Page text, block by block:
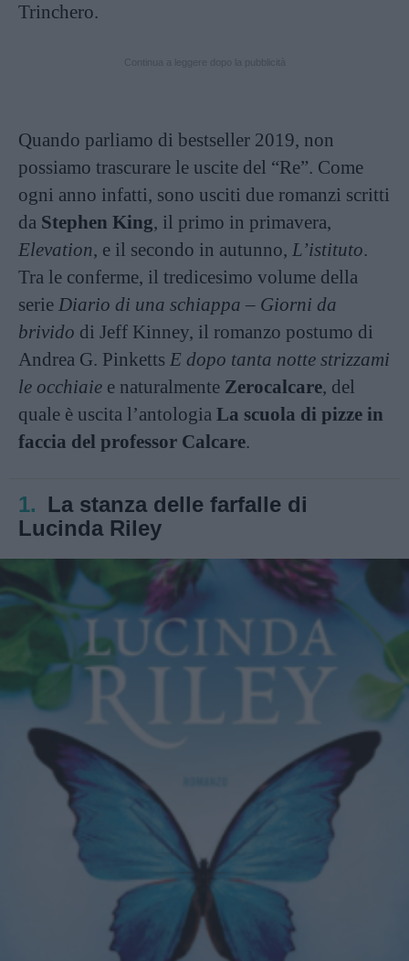
Trinchero.
Quando parliamo di bestseller 2019, non
possiamo trascurare le uscite del “Re”. Come
ogni anno infatti, sono usciti due romanzi scritti
da Stephen King, il primo in primavera,
Elevation, e il secondo in autunno, L’istituto.
Tra le conferme, il tredicesimo volume della
serie Diario di una schiappa – Giorni da
brivido di Jeff Kinney, il romanzo postumo di
Andrea G. Pinketts E dopo tanta notte strizzami
le occhiaie e naturalmente Zerocalcare, del
quale è uscita l’antologia La scuola di pizze in
faccia del professor Calcare.
1. La stanza delle farfalle di
Lucinda Riley